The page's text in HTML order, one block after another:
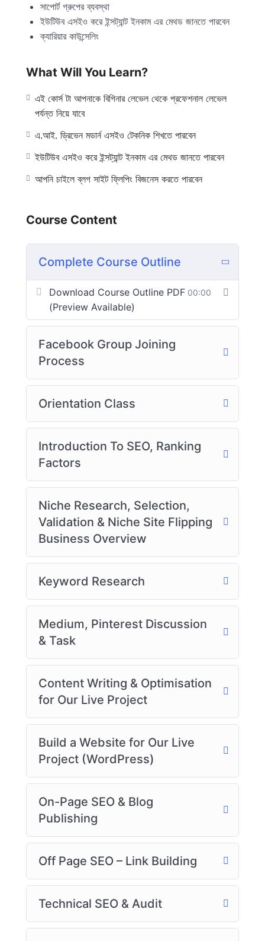
সাপোর্ট গ্রুপের ব্যবস্থা
ইউটিউব এসইও করে ইন্সট্যান্ট ইনকাম এর মেথড জানতে পারবেন
ক্যারিয়ার কাউন্সেলিং
What Will You Learn?
এই কোর্স টা আপনাকে বিগিনার লেভেল থেকে প্রফেশনাল লেভেল
পর্যন্ত নিয়ে যাবে
এ.আই. ড্রিভেন মডার্ন এসইও টেকনিক শিখতে পারবেন
ইউটিউব এসইও করে ইন্সট্যান্ট ইনকাম এর মেথড জানতে পারবেন
আপনি চাইলে ব্লগ সাইট ফ্লিপিং বিজনেস করতে পারবেন
Course Content
Complete Course Outline
Download Course Outline PDF
(Preview Available)
00:00
Facebook Group Joining
Process
Orientation Class
Introduction To SEO, Ranking
Factors
Niche Research, Selection,
Validation & Niche Site Flipping
Business Overview
Keyword Research
Medium, Pinterest Discussion
& Task
Content Writing & Optimisation
for Our Live Project
Build a Website for Our Live
Project (WordPress)
On-Page SEO & Blog
Publishing
Off Page SEO – Link Building
Technical SEO & Audit